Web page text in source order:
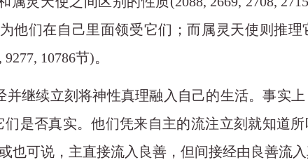
他们在自己里面领受它们；而属灵天使则推理
10786节)。
继续立刻将神性真理融入自己的生活。事实
是否真实。他们凭来自主的流注立刻就知道
也可说，主直接流入良善，但间接经由良善流